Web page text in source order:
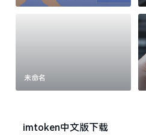
未命名
imtoken中文版下载